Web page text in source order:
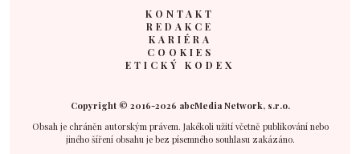
KONTAKT
REDAKCE
KARIÉRA
COOKIES
ETICKÝ KODEX
Copyright © 2016-2026 abcMedia Network, s.r.o.
Obsah je chráněn autorským právem. Jakékoli užití včetně publikování nebo
jiného šíření obsahu je bez písemného souhlasu zakázáno.